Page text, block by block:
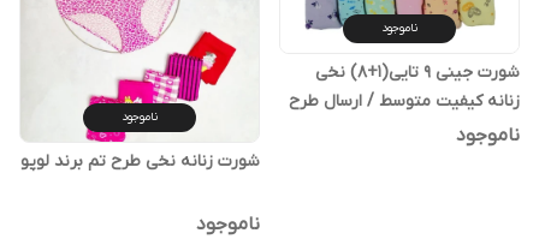
ناموجود
شورت جینی 9 تایی(1+8) نخی
زنانه کیفیت متوسط / ارسال طرح
رندوم
ناموجود
ناموجود
شورت زنانه نخی طرح تم برند لوپو
ناموجود